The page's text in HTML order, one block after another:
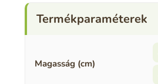
Magasság (cm)